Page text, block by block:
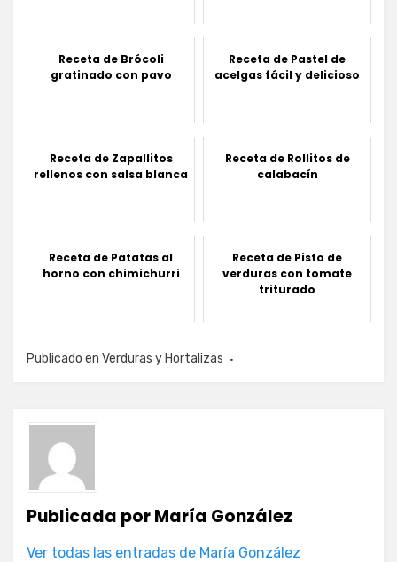
Receta de Brócoli
gratinado con pavo
Receta de Pastel de
acelgas fácil y delicioso
Receta de Zapallitos
rellenos con salsa blanca
Receta de Rollitos de
calabacín
Receta de Patatas al
horno con chimichurri
Receta de Pisto de
verduras con tomate
triturado
Publicado en Verduras y Hortalizas
Publicada porMaría González
Ver todas las entradas de María González